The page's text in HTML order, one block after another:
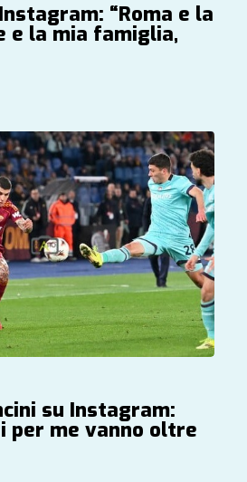
“Roma e la
e la mia famiglia,
su Instagram:
per me vanno oltre